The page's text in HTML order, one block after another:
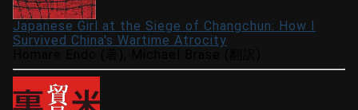
Japanese Girl at the Siege of Changchun: How I
Survived China's Wartime Atrocity